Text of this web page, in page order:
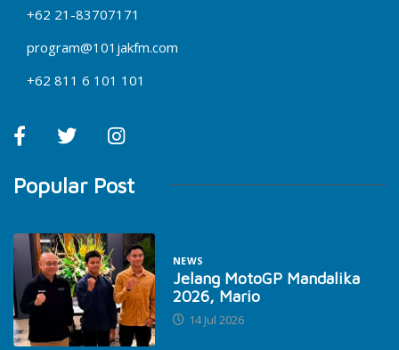
+62 21-83707171
program@101jakfm.com
+62 811 6 101 101
Popular Post
NEWS
Jelang MotoGP Mandalika
2026, Mario
14 Jul 2026